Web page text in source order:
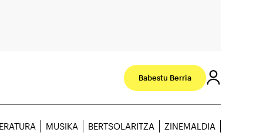
Babestu Berria
MUSIKA BERTSOLARITZA ZINEMALDIA